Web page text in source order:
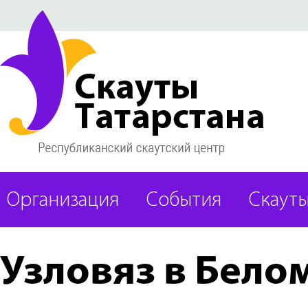
Организация События
Узловяз в